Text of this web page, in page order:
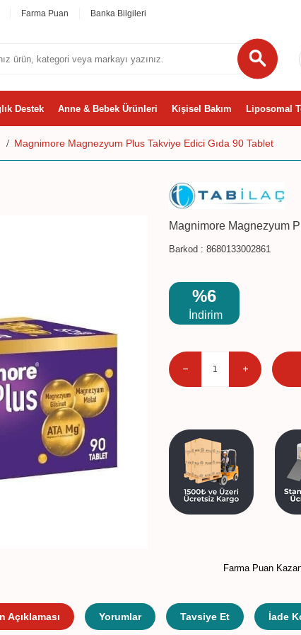
Farma Puan Banka Bilgileri
Destek Anne & Bebek Ürünleri Kişisel Bakım Liposomal
Magnimore Magnezyum Plus Takviye Edici Gıda 90 Tablet
Magnimore Magnezyum
Barkod : 8680133002861
%6
İndirim
Farma Puan
Açıklaması Yorumlar Tavsiye Et İade